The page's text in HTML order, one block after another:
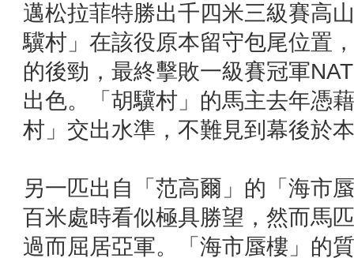
邁松拉菲特勝出千四米三級賽高
驥村」在該役原本留守包尾位置
的後勁，最終擊敗一級賽冠軍
出色。「胡驥村」的馬主去年憑
村」交出水準，不難見到幕後於
另一匹出自「范高爾」的「海市
百米處時看似極具勝望，然而馬
過而屈居亞軍。「海市蜃樓」的